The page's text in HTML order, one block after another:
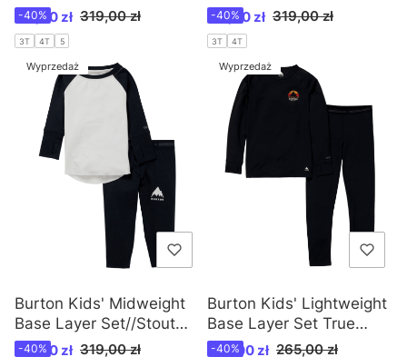
Lamp//W26
Cena promocyjna
191,40 zł 319,00 zł
-40%
3T 4T 5
Sag//W26
Cena promocyjna
191,40 zł 319,00 zł
-40%
3T 4T
Wyprzedaż
Burton Kids' Midweight
Base Layer Set//Stout
White / True Black//W26
Cena promocyjna
191,40 zł 319,00 zł
-40%
Wyprzedaż
Burton Kids' Lightweight
Base Layer Set True
Black /W25
Cena promocyjna
159,00 zł 265,00 zł
-40%